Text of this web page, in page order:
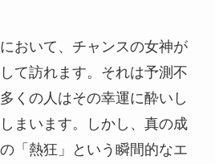
おいて、チャンスの女神が
て訪れます。それは予測不
くの人はその幸運に酔いし
まいます。しかし、真の成
「熱狂」という瞬間的なエ